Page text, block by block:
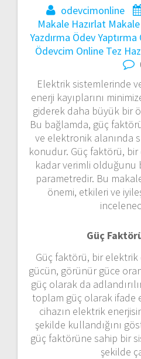
odevcimonline
Makale Hazırlat
Yazdırma Ödev Yaptırma
Ödevcim Online Tez
Elektrik sistemlerinde
enerji kayıplarını
giderek daha büyük bir
Bu bağlamda, güç
ve elektronik alanında
konudur. Güç faktörü,
kadar verimli olduğunu
parametredir. Bu
önemi, etkileri ve
Güç
Güç faktörü, bir
gücün, görünür güce
güç olarak da
toplam güç olarak ifade
cihazın elektrik
şekilde kullandığını
güç faktörüne sahip bir
şekilde